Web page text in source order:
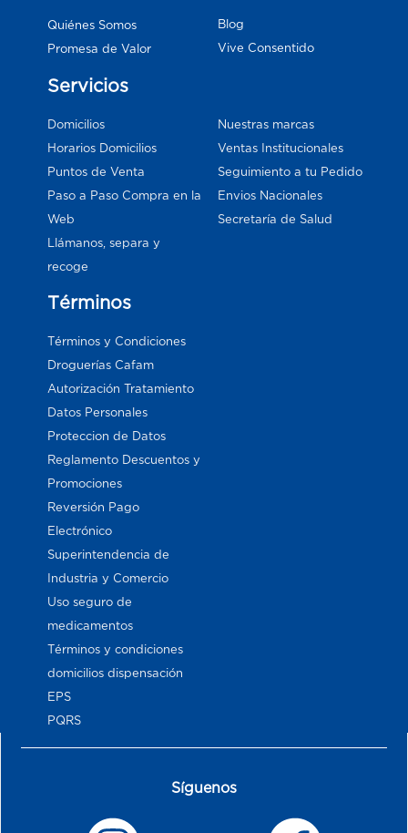
Quiénes Somos
Promesa de Valor
Blog
Vive Consentido
Servicios
Domicilios
Horarios Domicilios
Puntos de Venta
Paso a Paso Compra en la
Web
Llámanos, separa y
recoge
Nuestras marcas
Ventas Institucionales
Seguimiento a tu Pedido
Envios Nacionales
Secretaría de Salud
Términos
Términos y Condiciones
Droguerías Cafam
Autorización Tratamiento
Datos Personales
Proteccion de Datos
Reglamento Descuentos y
Promociones
Reversión Pago
Electrónico
Superintendencia de
Industria y Comercio
Uso seguro de
medicamentos
Términos y condiciones
domicilios dispensación
EPS
PQRS
Síguenos